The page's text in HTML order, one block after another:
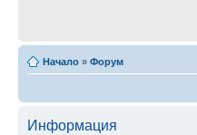
Начало » Форум
Информация